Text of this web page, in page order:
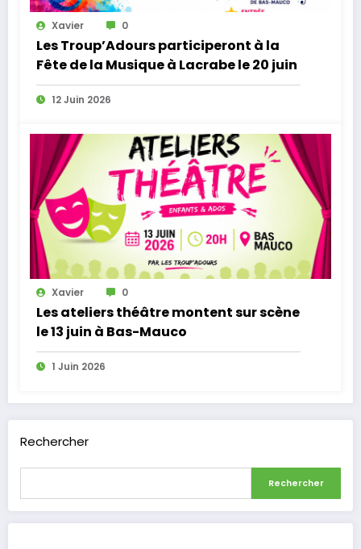
Xavier 0
Les Troup’Adours participeront à la
Fête de la Musique à Lacrabe le 20 juin
12 Juin 2026
Xavier 0
Les ateliers théâtre montent sur scène
le 13 juin à Bas-Mauco
1 Juin 2026
Rechercher
Rechercher